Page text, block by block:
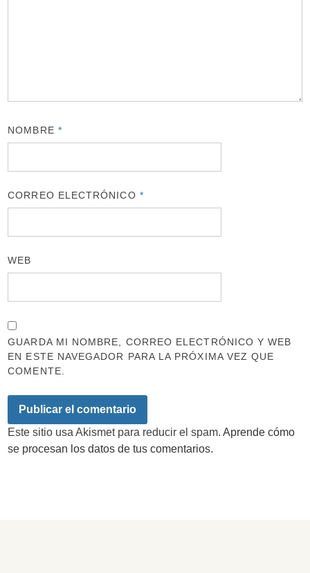
NOMBRE *
CORREO ELECTRÓNICO *
WEB
GUARDA MI NOMBRE, CORREO ELECTRÓNICO Y WEB
EN ESTE NAVEGADOR PARA LA PRÓXIMA VEZ QUE
COMENTE.
Este sitio usa Akismet para reducir el spam.Aprende cómo
se procesan los datos de tus comentarios.